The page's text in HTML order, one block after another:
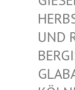
H
E…,